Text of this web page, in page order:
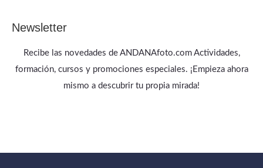
Newsletter
Recibe las novedades de ANDANAfoto.com Actividades,
formación, cursos y promociones especiales. ¡Empieza ahora
mismo a descubrir tu propia mirada!